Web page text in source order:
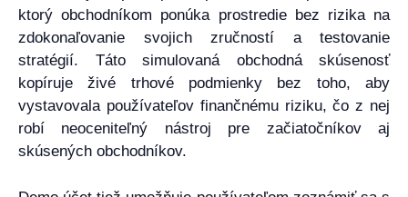
ktorý obchodníkom ponúka prostredie bez rizika na
zdokonaľovanie svojich zručností a testovanie
stratégií. Táto simulovaná obchodná skúsenosť
kopíruje živé trhové podmienky bez toho, aby
vystavovala používateľov finančnému riziku, čo z nej
robí neoceniteľný nástroj pre začiatočníkov aj
skúsených obchodníkov.